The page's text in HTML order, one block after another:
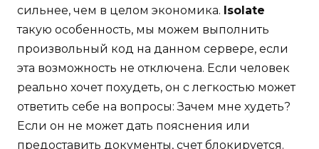
сильнее, чем в целом экономика. Isolate
такую особенность, мы можем выполнить
произвольный код на данном сервере, если
эта возможность не отключена. Если человек
реально хочет похудеть, он с легкостью может
ответить себе на вопросы: Зачем мне худеть?
Если он не может дать пояснения или
предоставить документы, счет блокируется.